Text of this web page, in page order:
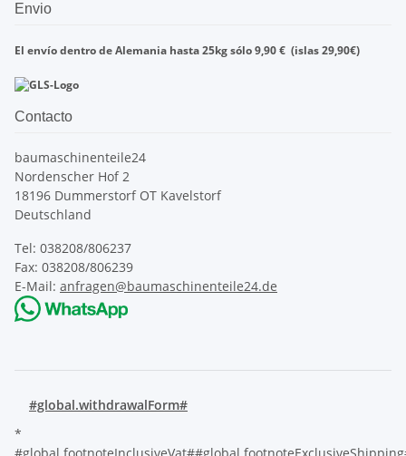
Envio
El envío dentro deAlemania hasta25kgsólo9,90€ (islas29,90€)
Contacto
baumaschinenteile24
Nordenscher Hof 2
18196 Dummerstorf OT Kavelstorf
Deutschland
Tel: 038208/806237
Fax: 038208/806239
E-Mail: anfragen@baumaschinenteile24.de
#global.withdrawalForm#
*